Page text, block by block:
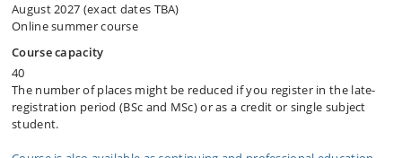
August 2027 (exact dates TBA)
Online summer course
Course capacity
40
The number of places might be reduced if you register in the late-
registration period (BSc and MSc) or as a credit or single subject
student.